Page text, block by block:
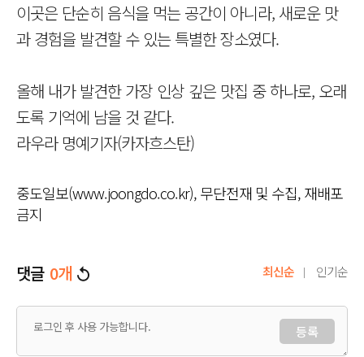
이곳은 단순히 음식을 먹는 공간이 아니라, 새로운 맛
과 경험을 발견할 수 있는 특별한 장소였다.
올해 내가 발견한 가장 인상 깊은 맛집 중 하나로, 오래
도록 기억에 남을 것 같다.
라우라 명예기자(카자흐스탄)
중도일보(www.joongdo.co.kr), 무단전재 및 수집, 재배포
금지
댓글 0개 최신순 인기순
등록